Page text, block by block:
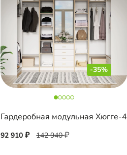
-35%
Гардеробная модульная Хюгге-4
92 910 142 940